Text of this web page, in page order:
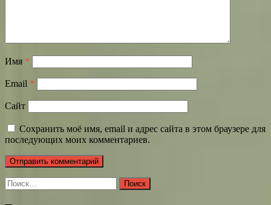
Имя *
Email *
Сайт
Сохранить моё имя, email и адрес сайта в этом браузере для
последующих моих комментариев.
Найти: